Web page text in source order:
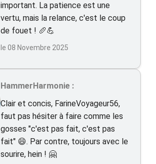
important. La patience est une
vertu, mais la relance, c'est le coup
de fouet ! 🥖💪
le 08 Novembre 2025
HammerHarmonie :
Clair et concis, FarineVoyageur56,
faut pas hésiter à faire comme les
gosses "c'est pas fait, c'est pas
fait" 😄. Par contre, toujours avec le
sourire, hein ! 🤗